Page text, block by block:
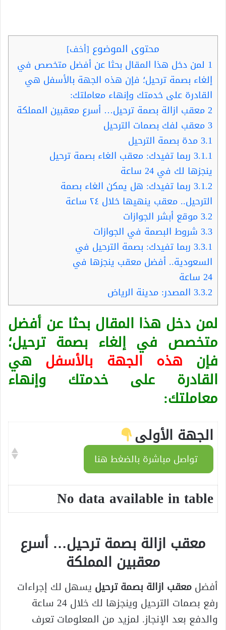
محتوى الموضوع [أخف]
1 لمن دخل هذا المقال بحثا عن أفضل متخصص في
إلغاء بصمة ترحيل؛ فإن هذه الجهة بالأسفل هي
القادرة على خدمتك وإنهاء معاملتك:
2معقب ازالة بصمة ترحيل… أسرع معقبين المملكة
3معقب لفك بصمات الترحيل
3.1مدة بصمة الترحيل
3.1.1 ربما تفيدك: معقب الغاء بصمة ترحيل
ينجزها لك في 24 ساعة
3.1.2 ربما تفيدك: هل يمكن الغاء بصمة
الترحيل.. معقب ينهيها خلال ٢٤ ساعة
3.2موقع أبشر الجوازات
3.3 شروط البصمة في الجوازات
3.3.1 ربما تفيدك: بصمة الترحيل في
السعودية.. أفضل معقب ينجزها في
24 ساعة
3.3.2 المصدر: مدينة الرياض
لمن دخل هذا المقال بحثا عن أفضل
متخصص في إلغاء بصمة ترحيل؛
فإن هذه الجهة بالأسفل هي
القادرة على خدمتك وإنهاء
معاملتك:
الجهة الأولى
تواصل مباشرة بالضغط هنا
No data available in table
معقب ازالة بصمة ترحيل… أسرع
معقبين المملكة
أفضلمعقب ازالة بصمة ترحيل يسهل لك إجراءات
رفع بصمات الترحيل وينجزها لك خلال 24 ساعة
والدفع بعد الإنجاز. لمزيد من المعلومات تعرف